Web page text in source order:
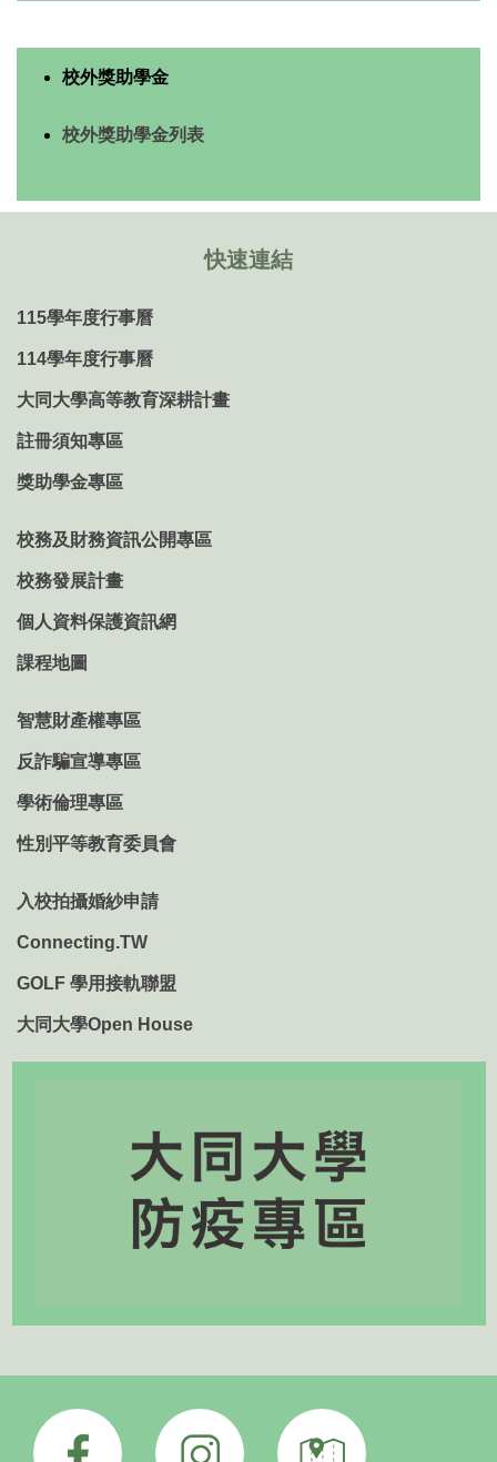
校外獎助學金
校外獎助學金列表
快速連結
115學年度行事曆
114學年度行事曆
大同大學高等教育深耕計畫
註冊須知專區
獎助學金專區
校務及財務資訊公開專區
校務發展計畫
個人資料保護資訊網
課程地圖
智慧財產權專區
反詐騙宣導專區
學術倫理專區
性別平等教育委員會
入校拍攝婚紗申請
Connecting.TW
GOLF 學用接軌聯盟
大同大學Open House